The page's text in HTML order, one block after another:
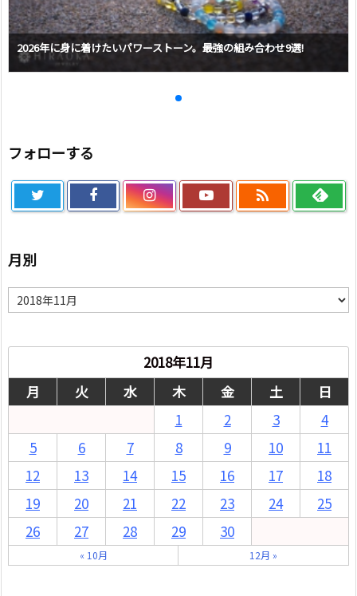
2026年に身に着けたいパワーストーン。最強の組み合わせ9選!
フォローする

月別
月
別
2018年11月
月
火 水 木 金 土
日
1
2 3
4
5
6 7 8 9 10
11
12
13 14 15 16 17
18
19
20 21 22 23 24
25
26
27 28 29 30
« 10月 12月 »